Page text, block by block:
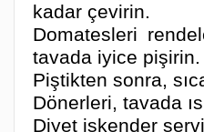
kadar çevirin.
Domatesleri
tavada iyice pişirin.
Piştikten sonra,
Dönerleri, tavada
Diyet iskender